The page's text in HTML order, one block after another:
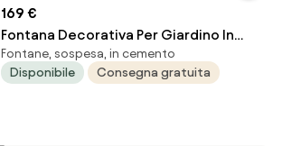
169 €
Fontana Decorativa Per Giardino In
Cemento Effetto Pietra Grigia mod.
Parete Artistica Mediterranea
Fontane, sospesa, in cemento
Disponibile
Consegna gratuita